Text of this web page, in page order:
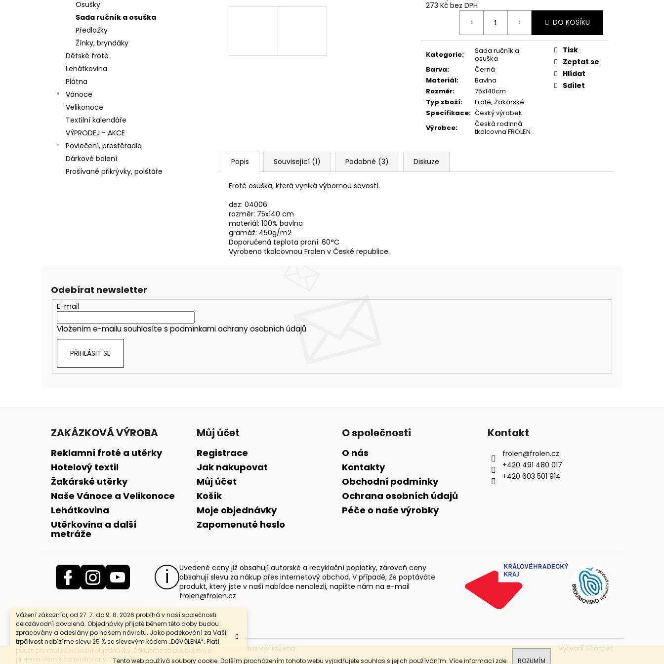
Tento web používá soubory cookie. Dalším procházením tohoto webu vyjadřujete souhlas s jejich používáním. Více informací zde. ROZUMÍM
Vážení zákazníci, od 27. 7. do 9. 8. 2026 probíhá v naší společnosti
celozávodní dovolená. Objednávky přijaté během této doby budou
zpracovány a odeslány po našem návratu. Jako poděkování za Vaši
trpělivost nabízíme slevu 25 % se slevovým kódem „DOVOLENA“. Platí
pouze pro maloobchodní objednávky. Děkujeme za pochopení a
přejeme Vám krásné letní dny! Tým Frolen
Osušky
Sada ručník a osuška
Předložky
Žínky, bryndáky
Dětské froté
Lehátkovina
Plátna
Vánoce
Velikonoce
Textilní kalendáře
VÝPRODEJ - AKCE
Povlečení, prostěradla
Dárkové balení
Prošívané přikrývky, polštáře
273 Kč bez DPH
DO KOŠÍKU
Kategorie:
Sada ručník a
osuška
Barva:
Černá
Materiál:
Bavlna
Rozměr:
75x140cm
Typ zboží:
Froté, Žakárské
Specifikace: Český výrobek
Výrobce:
Česká rodinná
tkalcovna FROLEN
Tisk
Zeptat se
Hlídat
Sdílet
Popis Související (1) Podobné (3) Diskuze
Froté osuška, která vyniká výbornou savostí.
dez: 04006
rozměr: 75x140 cm
materiál: 100% bavlna
gramáž: 450g/m2
Doporučená teplota praní: 60°C
Vyrobeno tkalcovnou Frolen v České republice.
138,90 Kč
91,50 Kč
Odebírat newsletter
E-mail
Vložením e-mailu souhlasíte s podmínkami ochrany osobních údajů
PŘIHLÁSIT SE
ZAKÁZKOVÁ VÝROBA
Reklamní froté a utěrky
Hotelový textil
Žakárské utěrky
Naše Vánoce a Velikonoce
Lehátkovina
Utěrkovina a další
metráže
Můj účet
Registrace
Jak nakupovat
Můj účet
Košík
Moje objednávky
Zapomenuté heslo
O společnosti
O nás
Kontakty
Obchodní podmínky
Ochrana osobních údajů
Péče o naše výrobky
Kontakt
frolen@frolen.cz
+420 491 480 017
+420 603 501 914
Uvedené ceny již obsahují autorské a recyklační poplatky, zároveň ceny
obsahují slevu za nákup přes internetový obchod. V případě, že poptáváte
produkt, který jste v naší nabídce nenalezli, napište nám na e-mail
frolen@frolen.cz
Vytvořil Shoptet
Copyright 2026 Frolen, Linex-export, s.r.o . Všechna práva vyhrazena.